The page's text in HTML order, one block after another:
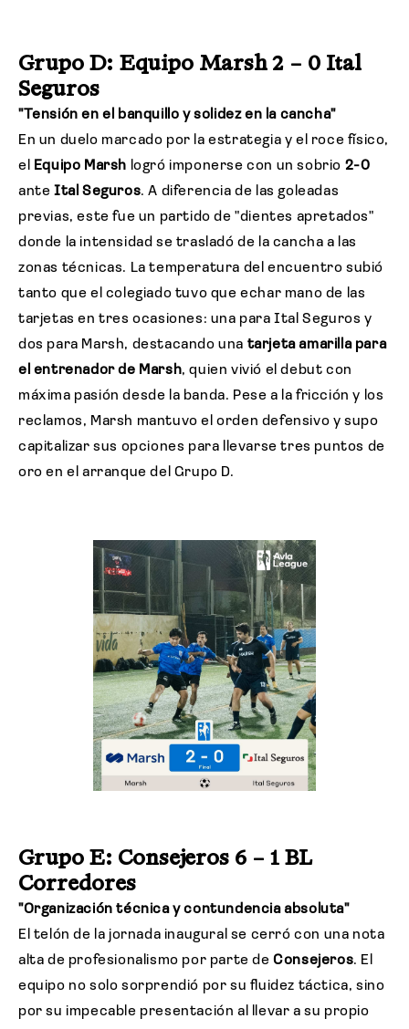
Grupo D: Equipo Marsh 2 – 0 Ital
Seguros
"Tensión en el banquillo y solidez en la cancha"
En un duelo marcado por la estrategia y el roce físico,
el
Equipo Marsh logró imponerse con un sobrio 2-0
ante Ital Seguros. A diferencia de las goleadas
previas, este fue un partido de "dientes apretados"
donde la intensidad se trasladó de la cancha a las
zonas técnicas. La temperatura del encuentro subió
tanto que el colegiado tuvo que echar mano de las
tarjetas en tres ocasiones: una para Ital Seguros y
dos para Marsh, destacando una tarjeta amarilla para
el entrenador de Marsh, quien vivió el debut con
máxima pasión desde la banda. Pese a la fricción y los
reclamos, Marsh mantuvo el orden defensivo y supo
capitalizar sus opciones para llevarse tres puntos de
oro en el arranque del Grupo D.
Grupo E: Consejeros 6 – 1 BL
Corredores
"Organización técnica y contundencia absoluta"
El telón de la jornada inaugural se cerró con una nota
alta de profesionalismo por parte deConsejeros. El
equipo no solo sorprendió por su fluidez táctica, sino
por su impecable presentación al llevar a su propio